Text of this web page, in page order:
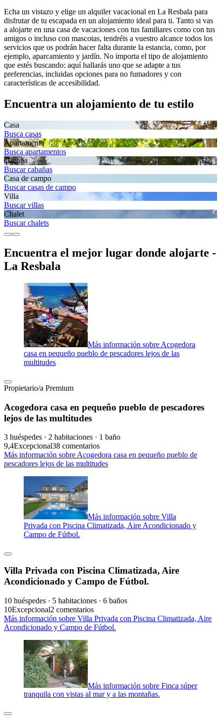
Echa un vistazo y elige un alquiler vacacional en La Resbala para
disfrutar de tu escapada en un alojamiento ideal para ti. Tanto si vas
a alojarte en una casa de vacaciones con tus familiares como con tus
amigos o incluso con mascotas, tendréis a vuestro alcance todos los
servicios que os podrán hacer falta durante la estancia, como, por
ejemplo, aparcamiento y jardín. No importa el tipo de alojamiento
que estés buscando: aquí hallarás uno que se adapte a tus
preferencias, incluidas opciones para no fumadores y con
características de accesibilidad.
Encuentra un alojamiento de tu estilo
Casa
Busca casas
Apartamento
Busca apartamentos
Cabaña
Buscar cabañas
Casa de campo
Buscar casas de campo
Villa
Buscar villas
Chalet
Buscar chalets
Encuentra el mejor lugar donde alojarte -
La Resbala
Más información sobre Acogedora
casa en pequeño pueblo de pescadores lejos de las
multitudes
Propietario/a Premium
Acogedora casa en pequeño pueblo de pescadores
lejos de las multitudes
3 huéspedes · 2 habitaciones · 1 baño
9,4Excepcional38 comentarios
Más información sobre Acogedora casa en pequeño pueblo de
pescadores lejos de las multitudes
Más información sobre Villa
Privada con Piscina Climatizada, Aire Acondicionado y
Campo de Fútbol.
Villa Privada con Piscina Climatizada, Aire
Acondicionado y Campo de Fútbol.
10 huéspedes · 5 habitaciones · 6 baños
10Excepcional2 comentarios
Más información sobre Villa Privada con Piscina Climatizada, Aire
Acondicionado y Campo de Fútbol.
Más información sobre Finca súper
tranquila con vistas al mar y a las montañas.